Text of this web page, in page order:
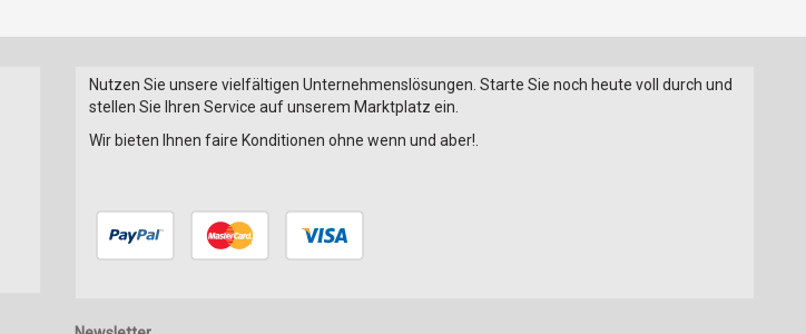
Nutzen Sie unsere vielfältigen Unternehmenslösungen. Starte Sie noch heute voll durch und
stellen Sie Ihren Service auf unserem Marktplatz ein.
Wir bieten Ihnen faire Konditionen ohne wenn und aber!.